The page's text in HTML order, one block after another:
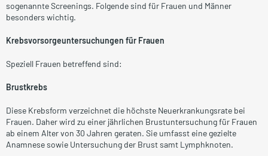
sogenannte Screenings. Folgende sind für Frauen und Männer
besonders wichtig.
Krebsvorsorgeuntersuchungen für Frauen
Speziell Frauen betreffend sind:
Brustkrebs
Diese Krebsform verzeichnet die höchste Neuerkrankungsrate bei
Frauen. Daher wird zu einer jährlichen Brustuntersuchung für Frauen
ab einem Alter von 30 Jahren geraten. Sie umfasst eine gezielte
Anamnese sowie Untersuchung der Brust samt Lymphknoten.